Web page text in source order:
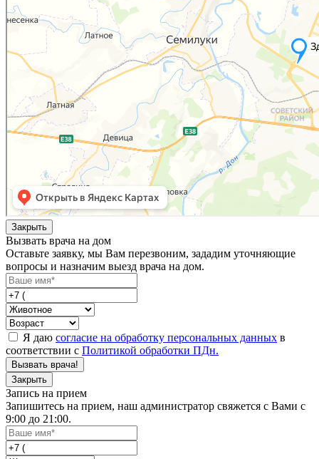
Закрыть
Вызвать врача на дом
Оставьте заявку, мы Вам перезвоним, зададим уточняющие
вопросы и назначим выезд врача на дом.
Я даю согласие на обработку персональных данных в
соответствии с Политикой обработки ПДн.
Вызвать врача!
Закрыть
Запись на прием
Запишитесь на прием, наш администратор свяжется с Вами с
9:00 до 21:00.